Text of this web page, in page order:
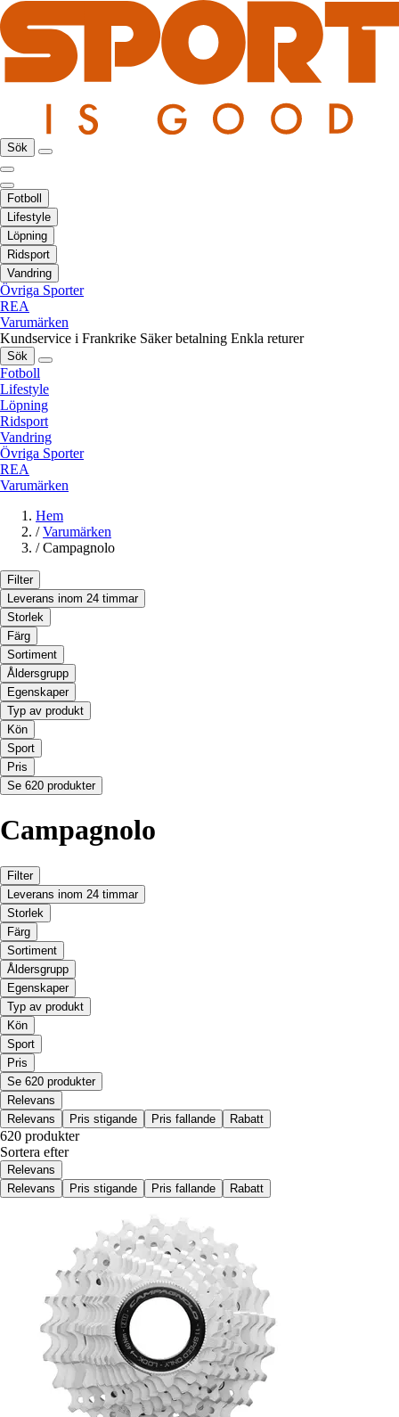
Sök
Fotboll
Lifestyle
Löpning
Ridsport
Vandring
Övriga Sporter
REA
Varumärken
Kundservice i Frankrike Säker betalning Enkla returer
Sök
Fotboll
Lifestyle
Löpning
Ridsport
Vandring
Övriga Sporter
REA
Varumärken
Hem
/ Varumärken
/ Campagnolo
Filter
Leverans inom 24 timmar
Storlek
Färg
Sortiment
Åldersgrupp
Egenskaper
Typ av produkt
Kön
Sport
Pris
Se 620 produkter
Campagnolo
Filter
Leverans inom 24 timmar
Storlek
Färg
Sortiment
Åldersgrupp
Egenskaper
Typ av produkt
Kön
Sport
Pris
Se 620 produkter
Relevans
Relevans
Pris stigande Pris fallande Rabatt
620 produkter
Sortera efter
Relevans
Relevans
Pris stigande Pris fallande Rabatt